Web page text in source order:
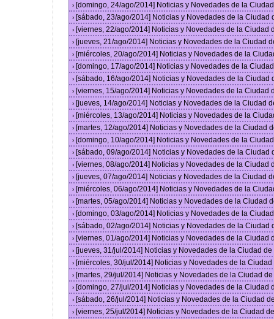
› [domingo, 24/ago/2014] Noticias y Novedades de la
› [sábado, 23/ago/2014] Noticias y Novedades de la Ciudad
› [viernes, 22/ago/2014] Noticias y Novedades de la Ciudad
› [jueves, 21/ago/2014] Noticias y Novedades de la Ciudad
› [miércoles, 20/ago/2014] Noticias y Novedades de la
› [domingo, 17/ago/2014] Noticias y Novedades de la
› [sábado, 16/ago/2014] Noticias y Novedades de la Ciudad
› [viernes, 15/ago/2014] Noticias y Novedades de la Ciudad
› [jueves, 14/ago/2014] Noticias y Novedades de la Ciudad
› [miércoles, 13/ago/2014] Noticias y Novedades de la
› [martes, 12/ago/2014] Noticias y Novedades de la Ciudad
› [domingo, 10/ago/2014] Noticias y Novedades de la
› [sábado, 09/ago/2014] Noticias y Novedades de la Ciudad
› [viernes, 08/ago/2014] Noticias y Novedades de la Ciudad
› [jueves, 07/ago/2014] Noticias y Novedades de la Ciudad
› [miércoles, 06/ago/2014] Noticias y Novedades de la
› [martes, 05/ago/2014] Noticias y Novedades de la Ciudad
› [domingo, 03/ago/2014] Noticias y Novedades de la
› [sábado, 02/ago/2014] Noticias y Novedades de la Ciudad
› [viernes, 01/ago/2014] Noticias y Novedades de la Ciudad
› [jueves, 31/jul/2014] Noticias y Novedades de la Ciudad
› [miércoles, 30/jul/2014] Noticias y Novedades de la
› [martes, 29/jul/2014] Noticias y Novedades de la Ciudad
› [domingo, 27/jul/2014] Noticias y Novedades de la Ciudad
› [sábado, 26/jul/2014] Noticias y Novedades de la Ciudad
› [viernes, 25/jul/2014] Noticias y Novedades de la Ciudad